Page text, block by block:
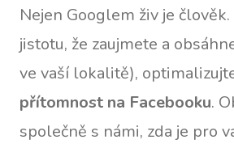
Nejen Googlem živ je
jistotu, že zaujmete a
ve vaší lokalitě),
přítomnost na Facebooku.
společně s námi, zda je pro